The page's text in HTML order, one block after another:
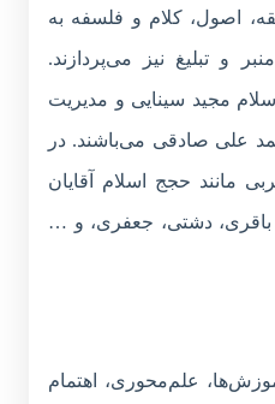
اصول، کلام و فلسفه به
و تبلیغ نیز می‌پردازند.
مجید سینایی و مدیریت
علی صادقی می‌باشند. در
مانند حجج اسلام آقایان
باقری، دشتی، جعفری، و …
علم‌محوری، اهتمام